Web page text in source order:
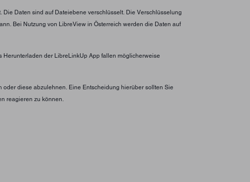
Daten sind auf Dateiebene verschlüsselt. Die Verschlüsselung
Bei Nutzung von LibreView in Österreich werden die Daten auf
der LibreLinkUp App fallen möglicherweise
diese abzulehnen. Eine Entscheidung hierüber sollten Sie
reagieren zu können.